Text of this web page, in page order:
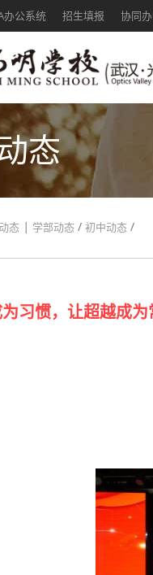
办公系统 招生填报 协同
态
态 | 学部动态 / 初中动态 /
习惯，让超越成